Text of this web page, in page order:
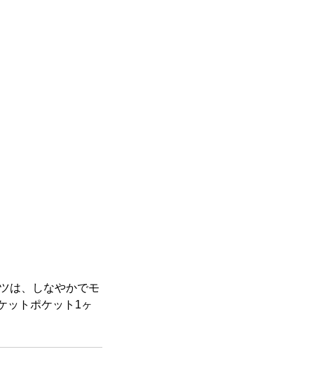
は、しなやかでモ
ットポケット1ヶ